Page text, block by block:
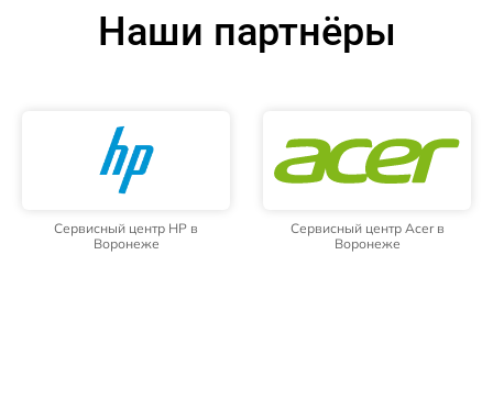
Наши партнёры
Сервисный центр HP в
Воронеже
Сервисный центр Acer в
Воронеже